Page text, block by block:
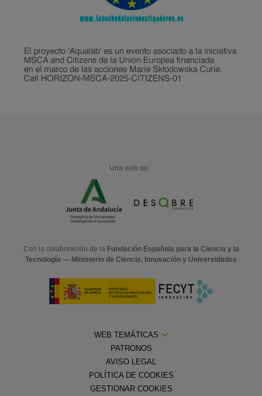
Una web de:
Con la colaboración de la Fundación Española para la Ciencia y la
Tecnología — Ministerio de Ciencia, Innovación y Universidades
WEB TEMÁTICAS
PATRONOS
AVISO LEGAL
POLÍTICA DE COOKIES
GESTIONAR COOKIES